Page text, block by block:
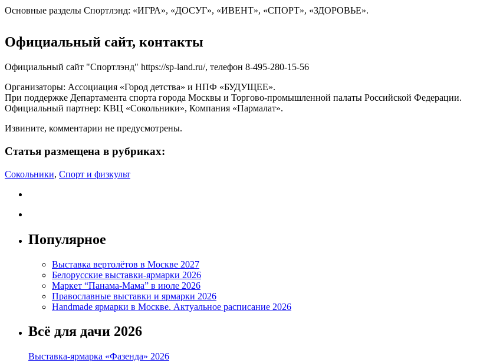
Основные разделы Спортлэнд: «ИГРА», «ДОСУГ», «ИВЕНТ», «СПОРТ», «ЗДОРОВЬЕ».
Официальный сайт, контакты
Официальный сайт "Спортлэнд" https://sp-land.ru/, телефон 8-495-280-15-56
Организаторы: Ассоциация «Город детства» и НПФ «БУДУЩЕЕ».
При поддержке Департамента спорта города Москвы и Торгово-промышленной палаты Российской Федерации.
Официальный партнер: КВЦ «Сокольники», Компания «Пармалат».
Извините, комментарии не предусмотрены.
Статья размещена в рубриках:
Сокольники, Спорт и физкульт
Популярное
Выставка вертолётов в Москве 2027
Белорусские выставки-ярмарки 2026
Маркет “Панама-Мама” в июле 2026
Православные выставки и ярмарки 2026
Handmade ярмарки в Москве. Актуальное расписание 2026
Всё для дачи 2026
Выставка-ярмарка «Фазенда» 2026